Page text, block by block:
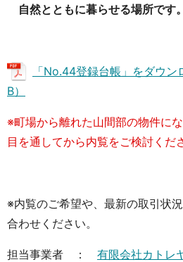
自然とともに暮らせる場所です。
「No.44登録台帳」をダウ
B）
※町場から離れた山間部の物件に
目を通してから内覧をご検討くだ
※内覧のご希望や、最新の取引状
合わせください。
担当事業者 ： 有限会社カトレ